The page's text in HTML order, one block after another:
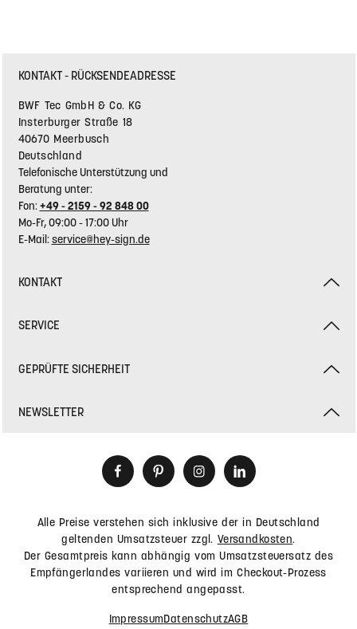
KONTAKT - RÜCKSENDEADRESSE
BWF Tec GmbH & Co. KG
Insterburger Straße 18
40670 Meerbusch
Deutschland
Telefonische Unterstützung und
Beratung unter:
Fon:+49 - 2159 - 92 848 00
Mo-Fr, 09:00 - 17:00 Uhr
E-Mail:service@hey-sign.de
KONTAKT
SERVICE
GEPRÜFTE SICHERHEIT
NEWSLETTER
Alle Preise verstehen sich inklusive der in Deutschland
geltenden Umsatzsteuer zzgl. Versandkosten.
Der Gesamtpreis kann abhängig vom Umsatzsteuersatz des
Empfängerlandes variieren und wird im Checkout-Prozess
entsprechend angepasst.
ImpressumDatenschutzAGB